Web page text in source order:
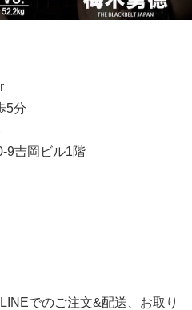
5分
9吉岡ビル1階
でのご注文&配送、お取り